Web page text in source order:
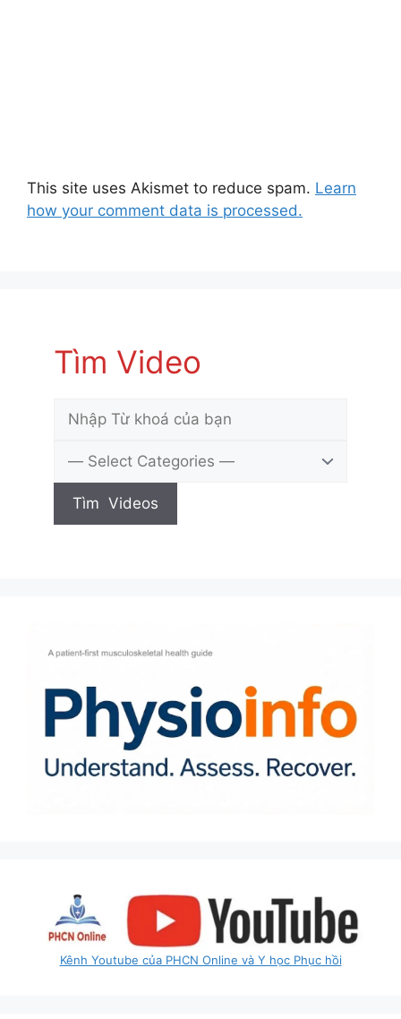
This site uses Akismet to reduce spam. Learn
how your comment data is processed.
Tìm Video
Kênh Youtube của PHCN Online và Y học Phục hồi